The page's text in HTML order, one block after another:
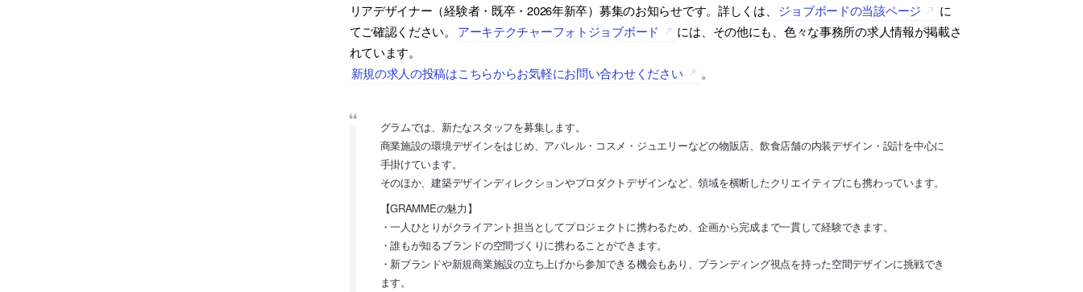
リアデザイナー（経験者・既卒・2026年新卒）募集のお知らせです。詳しくは、
ジョブボードの当該ページ
に
てご確認ください。
アーキテクチャーフォトジョブボード
には、その他にも、色々な事務所の求人情報が掲載さ
れています。
新規の求人の投稿はこちらからお気軽にお問い合わせください
。
グラムでは、新たなスタッフを募集します。
商業施設の環境デザインをはじめ、アパレル・コスメ・ジュエリーなどの物販店、飲食店舗の内装デザイン・設計を中心に
手掛けています。
そのほか、建築デザインディレクションやプロダクトデザインなど、領域を横断したクリエイティブにも携わっています。
【GRAMMEの魅力】
・一人ひとりがクライアント担当としてプロジェクトに携わるため、企画から完成まで一貫して経験できます。
・誰もが知るブランドの空間づくりに携わることができます。
・新ブランドや新規商業施設の立ち上げから参加できる機会もあり、ブランディング視点を持った空間デザインに挑戦でき
ます。